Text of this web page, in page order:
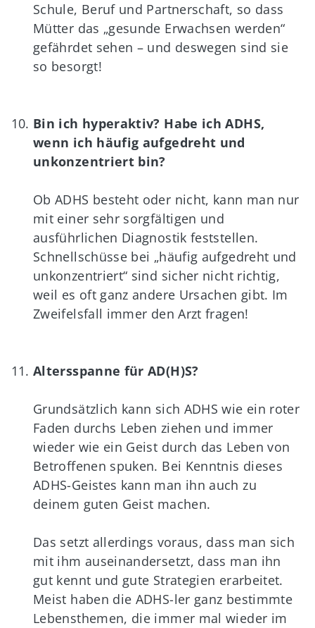
Schule, Beruf und Partnerschaft, so dass
Mütter das „gesunde Erwachsen werden“
gefährdet sehen – und deswegen sind sie
so besorgt!
Bin ich hyperaktiv? Habe ich ADHS,
wenn ich häufig aufgedreht und
unkonzentriert bin?
Ob ADHS besteht oder nicht, kann man nur
mit einer sehr sorgfältigen und
ausführlichen Diagnostik feststellen.
Schnellschüsse bei „häufig aufgedreht und
unkonzentriert“ sind sicher nicht richtig,
weil es oft ganz andere Ursachen gibt. Im
Zweifelsfall immer den Arzt fragen!
Altersspanne für AD(H)S?
Grundsätzlich kann sich ADHS wie ein roter
Faden durchs Leben ziehen und immer
wieder wie ein Geist durch das Leben von
Betroffenen spuken. Bei Kenntnis dieses
ADHS-Geistes kann man ihn auch zu
deinem guten Geist machen.
Das setzt allerdings voraus, dass man sich
mit ihm auseinandersetzt, dass man ihn
gut kennt und gute Strategien erarbeitet.
Meist haben die ADHS-ler ganz bestimmte
Lebensthemen, die immer mal wieder im